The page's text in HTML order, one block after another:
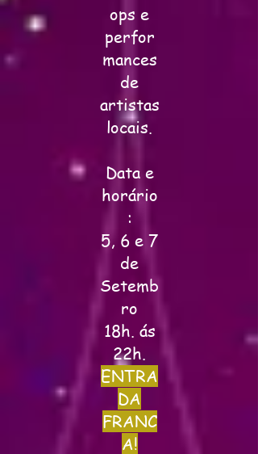
ops e
perfor
mances
de
artistas
locais.
Data e
horário
:
5, 6 e 7
de
Setemb
ro
18h. ás
22h.
ENTRA
DA
FRANC
A!